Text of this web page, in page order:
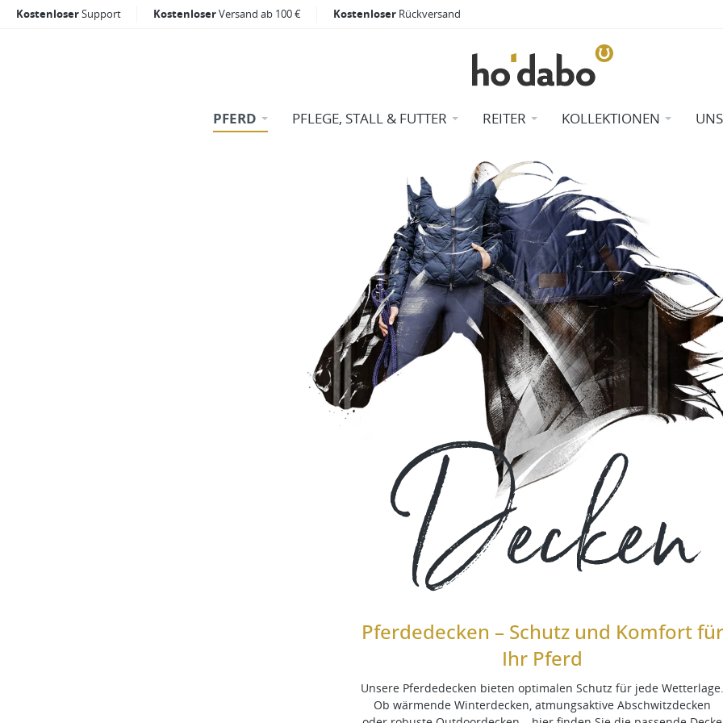
KostenloserSupport KostenloserVersand ab 100 € Kostenloser Rückversand
PFERD PFLEGE, STALL & FUTTER REITER KOLLEKTIONEN
Decken
Pferdedecken – Schutz und Komfort für
Ihr Pferd
Unsere Pferdedecken bieten optimalen Schutz für jede Wetterlage.
Ob wärmende Winterdecken, atmungsaktive Abschwitzdecken